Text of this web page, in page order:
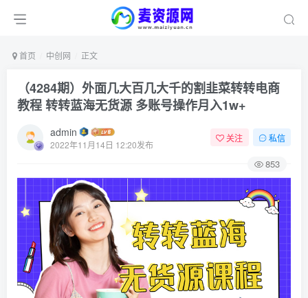
首页 中创网 正文
（4284期）外面几大百几大千的割韭菜转转电商
教程 转转蓝海无货源 多账号操作月入1w+
admin
2022年11月14日 12:20发布
关注 私信
853